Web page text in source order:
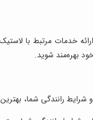
خدمات مرتبط با
بهره‌مند شوید.
شرایط رانندگی شما،